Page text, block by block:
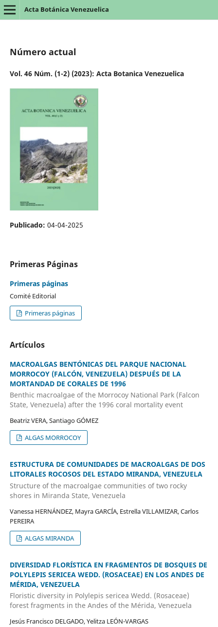
Acta Botánica Venezuelica
Número actual
Vol. 46 Núm. (1-2) (2023): Acta Botanica Venezuelica
Publicado: 04-04-2025
Primeras Páginas
Primeras páginas
Comité Editorial
Primeras páginas
Artículos
MACROALGAS BENTÓNICAS DEL PARQUE NACIONAL
MORROCOY (FALCÓN, VENEZUELA) DESPUÉS DE LA
MORTANDAD DE CORALES DE 1996
Benthic macroalgae of the Morrocoy National Park (Falcon
State, Venezuela) after the 1996 coral mortality event
Beatriz VERA, Santiago GÓMEZ
ALGAS MORROCOY
ESTRUCTURA DE COMUNIDADES DE MACROALGAS DE DOS
LITORALES ROCOSOS DEL ESTADO MIRANDA, VENEZUELA
Structure of the macroalgae communities of two rocky
shores in Miranda State, Venezuela
Vanessa HERNÁNDEZ, Mayra GARCÍA, Estrella VILLAMIZAR, Carlos
PEREIRA
ALGAS MIRANDA
DIVERSIDAD FLORÍSTICA EN FRAGMENTOS DE BOSQUES DE
POLYLEPIS SERICEA WEDD. (ROSACEAE) EN LOS ANDES DE
MÉRIDA, VENEZUELA
Floristic diversity in Polylepis sericea Wedd. (Rosaceae)
forest fragments in the Andes of the Mérida, Venezuela
Jesús Francisco DELGADO, Yelitza LEÓN-VARGAS